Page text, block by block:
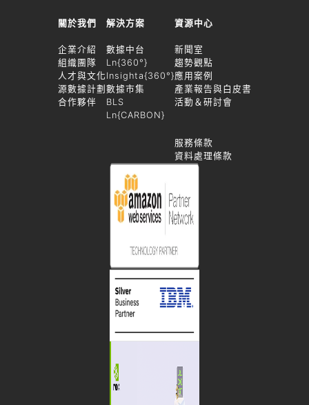
關於我們
企業介紹
組織團隊
人才與文化
源數據計劃
合作夥伴
解決方案
數據中台
Ln{360°}
Insighta{360°}
數據市集
BLS
Ln{CARBON}
資源中心
新聞室
趨勢觀點
應用案例
產業報告與白皮書
活動＆研討會
服務條款
資料處理條款